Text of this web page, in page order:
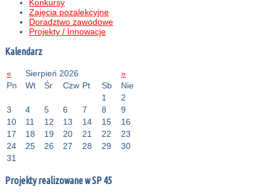
Konkursy
Zajęcia pozalekcyjne
Doradztwo zawodowe
Projekty / Innowacje
Kalendarz
« Sierpień 2026
»
Pn
Wt Śr Czw Pt Sb
Nie
1
2
3
4 5 6 7 8
9
10
11 12 13 14 15
16
17
18 19 20 21 22
23
24
25 26 27 28 29
30
31
Projekty realizowane w SP 45